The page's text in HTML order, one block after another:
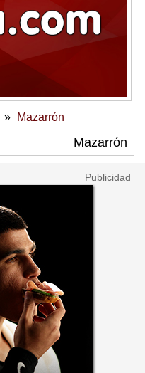
Mazarrón
Mazarrón